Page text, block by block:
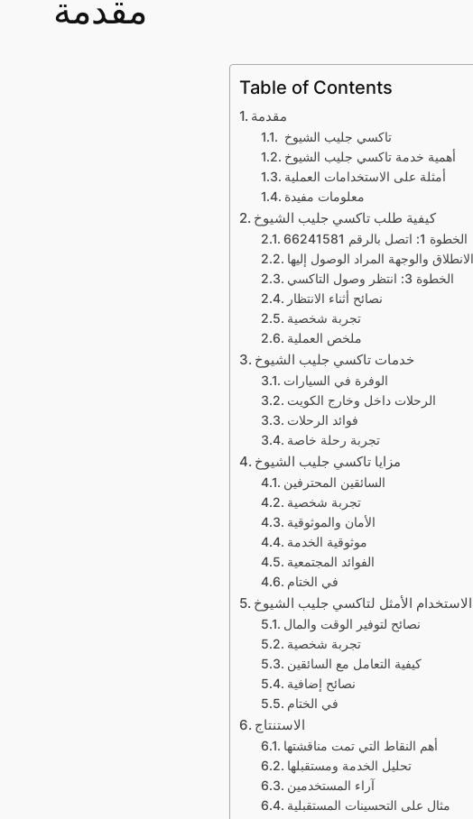
مقدمة
Table of Contents
مقدمة
تاكسي جليب الشيوخ
أهمية خدمة تاكسي جليب الشيوخ
أمثلة على الاستخدامات العملية
معلومات مفيدة
كيفية طلب تاكسي جليب الشيوخ
الخطوة 1: اتصل بالرقم 66241581
الخطوة 3: انتظر وصول التاكسي
نصائح أثناء الانتظار
تجربة شخصية
ملخص العملية
خدمات تاكسي جليب الشيوخ
الوفرة في السيارات
الرحلات داخل وخارج الكويت
فوائد الرحلات
تجربة رحلة خاصة
مزايا تاكسي جليب الشيوخ
السائقين المحترفين
تجربة شخصية
الأمان والموثوقية
موثوقية الخدمة
الفوائد المجتمعية
في الختام
الاستخدام الأمثل لتاكسي جليب الشيوخ
نصائح لتوفير الوقت والمال
تجربة شخصية
كيفية التعامل مع السائقين
نصائح إضافية
في الختام
الاستنتاج
أهم النقاط التي تمت مناقشتها
تحليل الخدمة ومستقبلها
آراء المستخدمين
مثال على التحسينات المستقبلية